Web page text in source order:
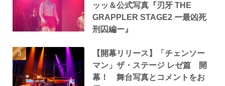
ッッ＆公式写真『刃牙 THE
GRAPPLER STAGE2 ー最凶死
刑囚編ー』
【開幕リリース】「チェンソー
マン」ザ・ステージ レゼ篇 開
幕！ 舞台写真とコメントをお